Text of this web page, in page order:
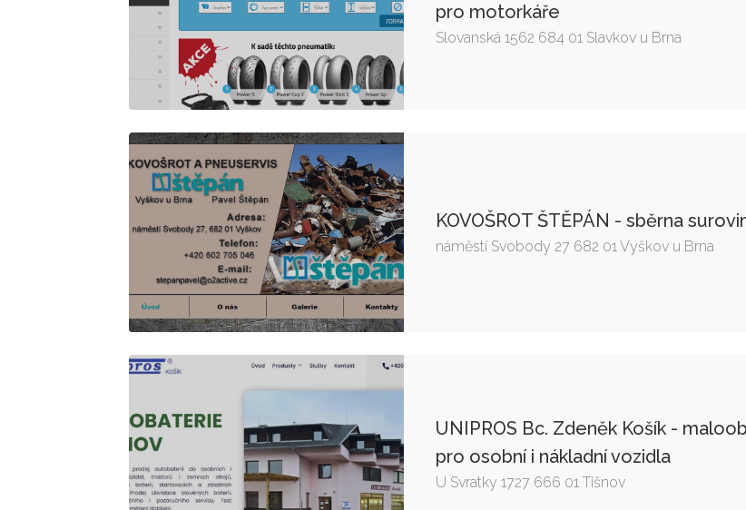
pro motorkáře
Slovanská 1562 684 01 Slavkov u Brna
KOVOŠROT ŠTĚPÁN - sběrna
náměstí Svobody 27 682 01 Vyškov u Brna
UNIPROS Bc. Zdeněk Košík -
pro osobní i nákladní vozidla
U Svratky 1727 666 01 Tišnov